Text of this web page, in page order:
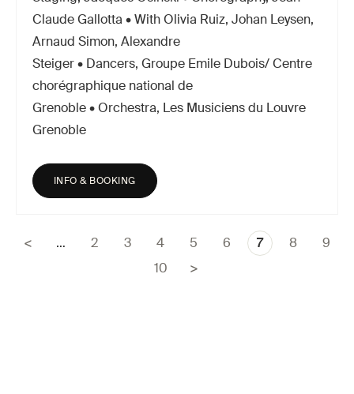
Claude Gallotta • With Olivia Ruiz, Johan Leysen,
Arnaud Simon, Alexandre
Steiger • Dancers, Groupe Emile Dubois/ Centre
chorégraphique national de
Grenoble • Orchestra, Les Musiciens du Louvre
Grenoble
INFO & BOOKING
Pagination… Page
2 Page
3 Page
4 Page
5 Page
6
Current
7 Page
8 Page
9
Page
10